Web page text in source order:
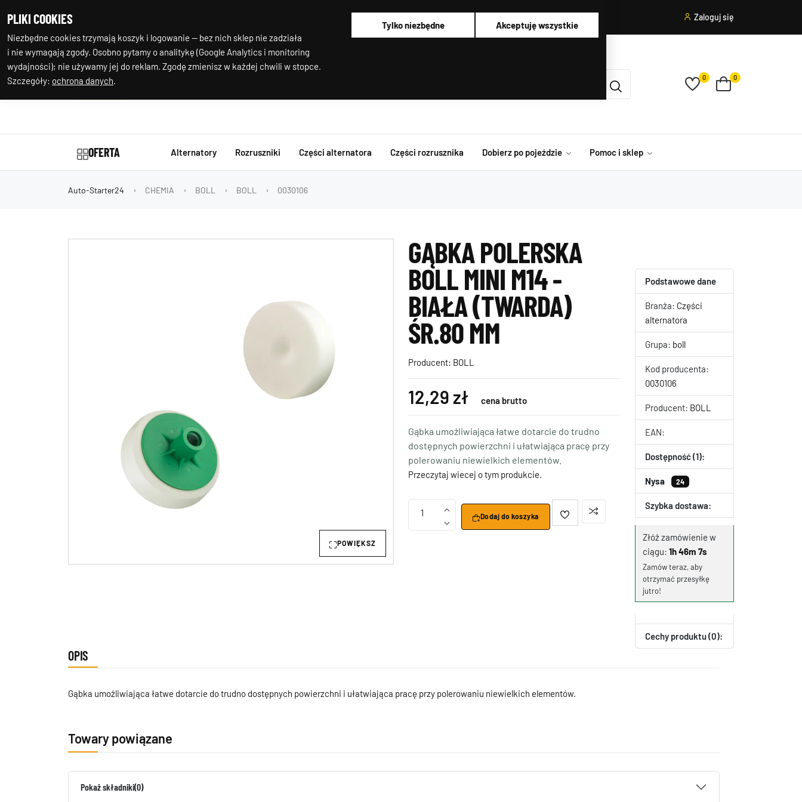
PLIKI COOKIES
Niezbędne cookies trzymają koszyk i logowanie — bez nich sklep nie zadziała
i nie wymagają zgody. Osobno pytamy o analitykę (Google Analytics i monitoring
wydajności); nie używamy jej do reklam. Zgodę zmienisz w każdej chwili w stopce.
Szczegóły: ochrona danych.
Tylko niezbędne Akceptuję wszystkie
Alternatory i rozruszniki OEM
Pracujemy od poniedziałku do piątku od 8:00 do 16:00
Regenerujemy alternatory i rozruszniki od 2012 roku !
Regenerujemy filtry cząstek stałych
Rozruszniki o Wysokim Momencie Obrotowym
Zaloguj się
0 0
OFERTA Alternatory Rozruszniki Części alternatora Części rozrusznika Dobierz po pojeździe Pomoc i sklep
Auto-Starter24 CHEMIA BOLL BOLL 0030106
POWIĘKSZ
GĄBKA POLERSKA
BOLL MINI M14 -
BIAŁA (TWARDA)
ŚR.80 MM
Producent: BOLL
12,29 zł cena brutto
Gąbka umożliwiająca łatwe dotarcie do trudno
dostępnych powierzchni i ułatwiająca pracę przy
polerowaniu niewielkich elementów.
Przeczytaj wiecej o tym produkcie.
1 Dodaj do koszyka
Podstawowe dane
Branża: Części
alternatora
Grupa: boll
Kod producenta:
0030106
Producent: BOLL
EAN:
Dostępność (1):
Nysa 24
Szybka dostawa:
Złóż zamówienie w
ciągu: 1h 46m 7s
Zamów teraz, aby
otrzymać przesyłkę
jutro!
Cechy produktu (0):
OPIS
Gąbka umożliwiająca łatwe dotarcie do trudno dostępnych powierzchni i ułatwiająca pracę przy polerowaniu niewielkich elementów.
Towary powiązane
Pokaż składniki(0)